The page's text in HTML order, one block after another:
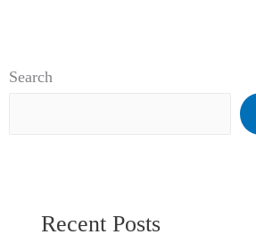
Search
Recent Posts